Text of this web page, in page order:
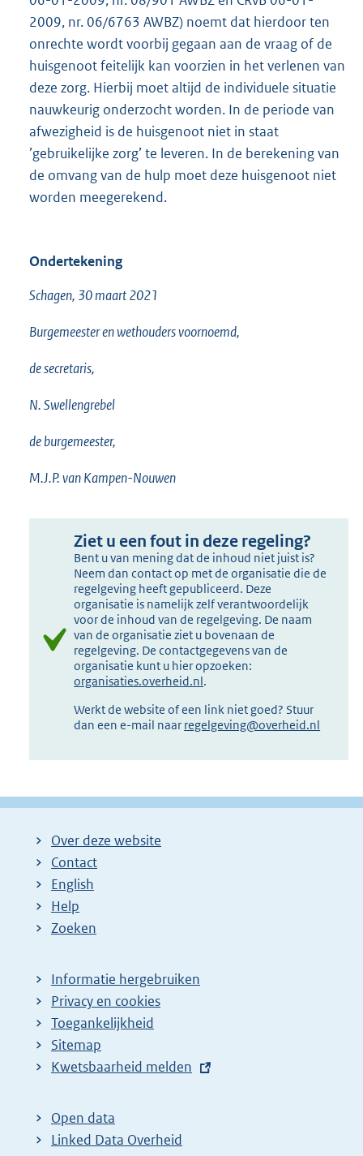
2009, nr. 06/6763 AWBZ) noemt dat hierdoor ten
onrechte wordt voorbij gegaan aan de vraag of de
huisgenoot feitelijk kan voorzien in het verlenen van
deze zorg. Hierbij moet altijd de individuele situatie
nauwkeurig onderzocht worden. In de periode van
afwezigheid is de huisgenoot niet in staat
’gebruikelijke zorg’ te leveren. In de berekening van
de omvang van de hulp moet deze huisgenoot niet
worden meegerekend.
Ondertekening
Schagen, 30 maart 2021
Burgemeester en wethouders voornoemd,
de secretaris,
N. Swellengrebel
de burgemeester,
M.J.P. van Kampen-Nouwen
Ziet u een fout in deze regeling?
Bent u van mening dat de inhoud niet juist is?
Neem dan contact op met de organisatie die de
regelgeving heeft gepubliceerd. Deze
organisatie is namelijk zelf verantwoordelijk
voor de inhoud van de regelgeving. De naam
van de organisatie ziet u bovenaan de
regelgeving. De contactgegevens van de
organisatie kunt u hier opzoeken:
organisaties.overheid.nl.
Werkt de website of een link niet goed? Stuur
dan een e-mail naar regelgeving@overheid.nl
Over deze website
Contact
English
Help
Zoeken
Informatie hergebruiken
Privacy en cookies
Toegankelijkheid
Sitemap
E
t
e
Kwetsbaarheid melden
Open data
Linked Data Overheid